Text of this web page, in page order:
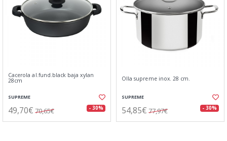
Cacerola al.fund.black baja xylan
28cm
SUPREME
49,70€ 70,65€ - 30%
Olla supreme inox. 28 cm.
SUPREME
54,85€ 77,97€ - 30%